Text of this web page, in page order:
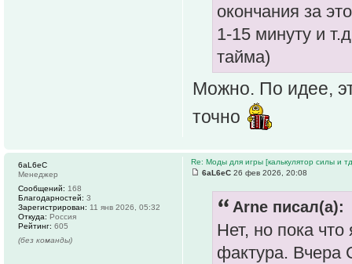
окончания за
1-15 минуту и
тайма)
Можно. По идее,
точно
Re: Моды для игры [калькулятор силы и
6aL6eC 26 фев 2026, 20:08
Arne писал(а):
Нет, но пока
фактура. Вчера
6aL6eC
Менеджер
Сообщений: 168
Благодарностей: 3
Зарегистрирован: 11 янв 2026, 05:32
Откуда: Россия
Рейтинг: 605
(без команды)